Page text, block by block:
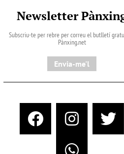
Newsletter
Subscriu-te per rebre per correu el butlletí
Pànxing.net​
Envia-me'l